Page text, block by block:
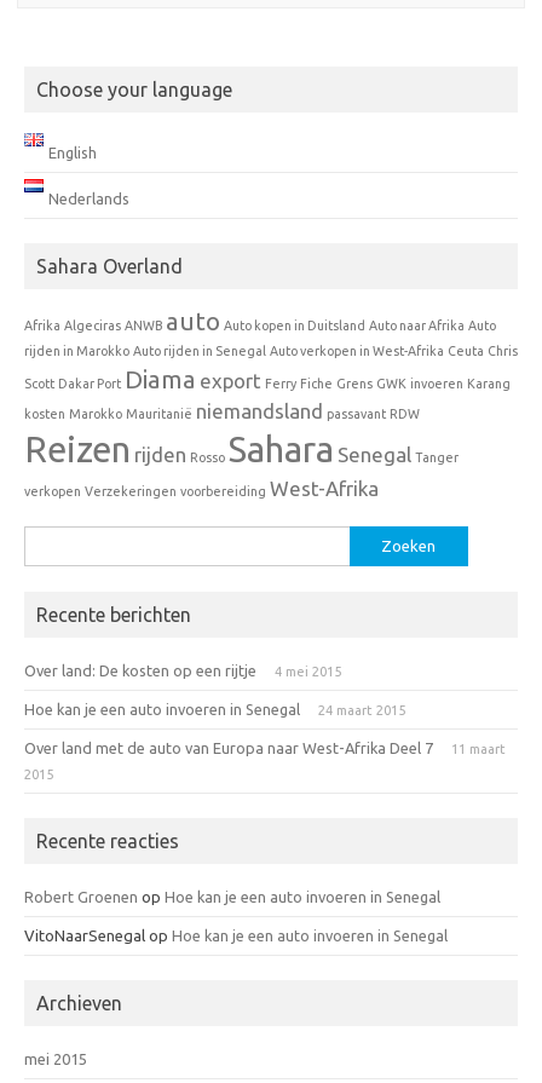
Choose your language
English
Nederlands
Sahara Overland
Afrika Algeciras ANWB auto Auto kopen in Duitsland Auto naar Afrika Auto
rijden in Marokko Auto rijden in Senegal Auto verkopen in West-Afrika Ceuta Chris
Scott Dakar Port Diama export Ferry Fiche Grens GWK invoeren Karang
kosten Marokko Mauritanië niemandsland passavant RDW
Reizen rijden Rosso Sahara Senegal Tanger
verkopen Verzekeringen voorbereiding West-Afrika
naar:
Recente berichten
Over land: De kosten op een rijtje 4 mei 2015
Hoe kan je een auto invoeren in Senegal 24 maart 2015
Over land met de auto van Europa naar West-Afrika Deel 7
11 maart
2015
Recente reacties
Robert Groenen op Hoe kan je een auto invoeren in Senegal
VitoNaarSenegal op Hoe kan je een auto invoeren in Senegal
Archieven
mei 2015